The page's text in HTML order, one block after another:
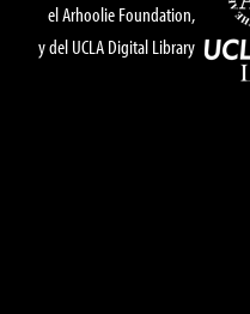
el Arhoolie Foundation,
y del UCLA Digital Library